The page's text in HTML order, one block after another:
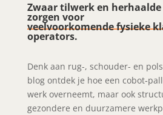
Zwaar tilwerk en herhaalde
zorgen voor
veelvoorkomende fysieke
operators.
Denk aan rug-, schouder- en
blog ontdek je hoe een
werk overneemt, maar ook
gezondere en duurzamere